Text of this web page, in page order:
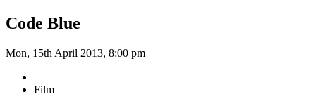
Code Blue
Mon, 15th April 2013, 8:00 pm
Film